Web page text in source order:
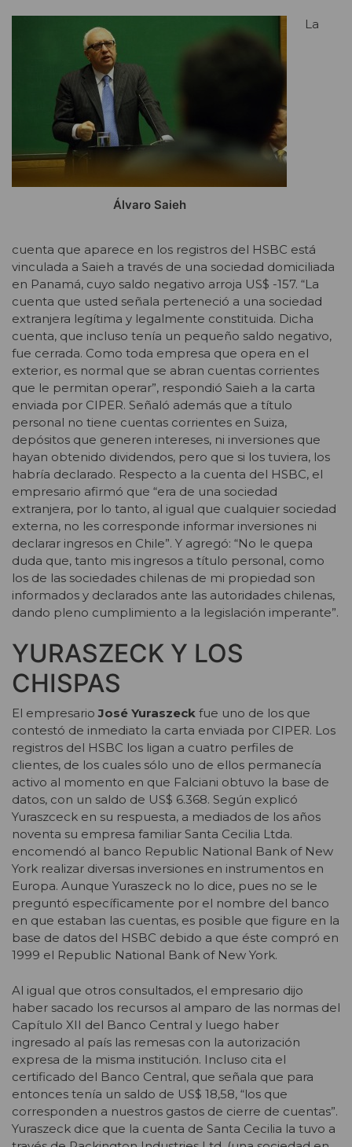
Álvaro Saieh
La
cuenta que aparece en los registros del HSBC está
vinculada a Saieh a través de una sociedad domiciliada
en Panamá, cuyo saldo negativo arroja US$ -157. “La
cuenta que usted señala perteneció a una sociedad
extranjera legítima y legalmente constituida. Dicha
cuenta, que incluso tenía un pequeño saldo negativo,
fue cerrada. Como toda empresa que opera en el
exterior, es normal que se abran cuentas corrientes
que le permitan operar”, respondió Saieh a la carta
enviada por CIPER. Señaló además que a título
personal no tiene cuentas corrientes en Suiza,
depósitos que generen intereses, ni inversiones que
hayan obtenido dividendos, pero que si los tuviera, los
habría declarado. Respecto a la cuenta del HSBC, el
empresario afirmó que “era de una sociedad
extranjera, por lo tanto, al igual que cualquier sociedad
externa, no les corresponde informar inversiones ni
declarar ingresos en Chile”. Y agregó: “No le quepa
duda que, tanto mis ingresos a título personal, como
los de las sociedades chilenas de mi propiedad son
informados y declarados ante las autoridades chilenas,
dando pleno cumplimiento a la legislación imperante”.
YURASZECK Y LOS
CHISPAS
El empresarioJosé Yuraszeck fue uno de los que
contestó de inmediato la carta enviada por CIPER. Los
registros del HSBC los ligan a cuatro perfiles de
clientes, de los cuales sólo uno de ellos permanecía
activo al momento en que Falciani obtuvo la base de
datos, con un saldo de US$ 6.368. Según explicó
Yuraszceck en su respuesta, a mediados de los años
noventa su empresa familiar Santa Cecilia Ltda.
encomendó al banco Republic National Bank of New
York realizar diversas inversiones en instrumentos en
Europa. Aunque Yuraszeck no lo dice, pues no se le
preguntó específicamente por el nombre del banco
en que estaban las cuentas, es posible que figure en la
base de datos del HSBC debido a que éste compró en
1999 el Republic National Bank of New York.
Al igual que otros consultados, el empresario dijo
haber sacado los recursos al amparo de las normas del
Capítulo XII del Banco Central y luego haber
ingresado al país las remesas con la autorización
expresa de la misma institución. Incluso cita el
certificado del Banco Central, que señala que para
entonces tenía un saldo de US$ 18,58, “los que
corresponden a nuestros gastos de cierre de cuentas”.
Yuraszeck dice que la cuenta de Santa Cecilia la tuvo a